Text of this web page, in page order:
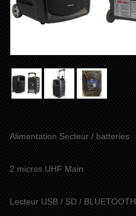
Alimentation Secteur / batteries
2 micros UHF Main
Lecteur USB / SD / BLUETOOTH